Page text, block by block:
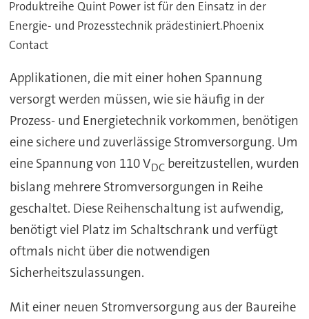
Produktreihe Quint Power ist für den Einsatz in der
Energie- und Prozesstechnik prädestiniert.Phoenix
Contact
Applikationen, die mit einer hohen Spannung
versorgt werden müssen, wie sie häufig in der
Prozess- und Energietechnik vorkommen, benötigen
eine sichere und zuverlässige Stromversorgung. Um
eine Spannung von 110 VDCbereitzustellen, wurden
bislang mehrere Stromversorgungen in Reihe
geschaltet. Diese Reihenschaltung ist aufwendig,
benötigt viel Platz im Schaltschrank und verfügt
oftmals nicht über die notwendigen
Sicherheitszulassungen.
Mit einer neuen Stromversorgung aus der Baureihe